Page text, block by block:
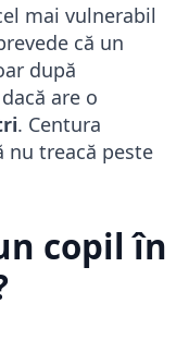
mai vulnerabil
că un
după
are o
. Centura
nu treacă peste
copil în